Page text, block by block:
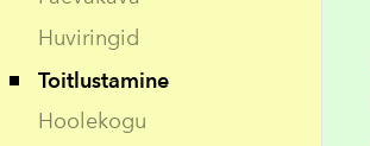
Huviringid
Toitlustamine
Hoolekogu